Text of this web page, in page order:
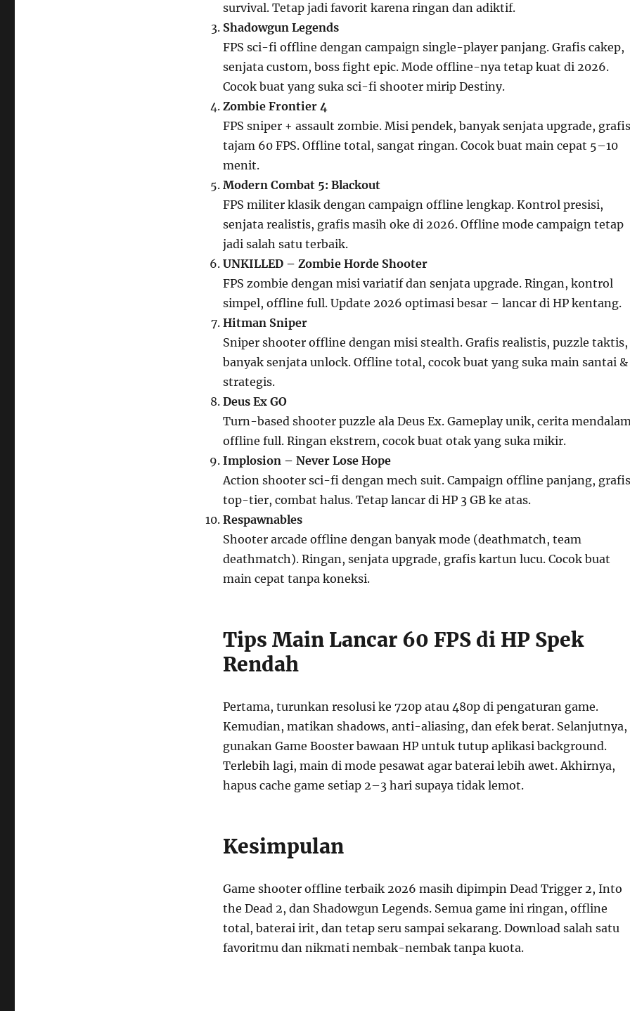
survival. Tetap jadi favorit karena ringan dan adiktif.
Shadowgun Legends
FPS sci-fi offline dengan campaign single-player panjang. Grafis cakep,
senjata custom, boss fight epic. Mode offline-nya tetap kuat di 2026.
Cocok buat yang suka sci-fi shooter mirip Destiny.
Zombie Frontier 4
FPS sniper + assault zombie. Misi pendek, banyak senjata upgrade, grafis
tajam 60 FPS. Offline total, sangat ringan. Cocok buat main cepat 5–10
menit.
Modern Combat 5: Blackout
FPS militer klasik dengan campaign offline lengkap. Kontrol presisi,
senjata realistis, grafis masih oke di 2026. Offline mode campaign tetap
jadi salah satu terbaik.
UNKILLED – Zombie Horde Shooter
FPS zombie dengan misi variatif dan senjata upgrade. Ringan, kontrol
simpel, offline full. Update 2026 optimasi besar – lancar di HP kentang.
Hitman Sniper
Sniper shooter offline dengan misi stealth. Grafis realistis, puzzle taktis,
banyak senjata unlock. Offline total, cocok buat yang suka main santai &
strategis.
Deus Ex GO
Turn-based shooter puzzle ala Deus Ex. Gameplay unik, cerita
offline full. Ringan ekstrem, cocok buat otak yang suka mikir.
Implosion – Never Lose Hope
Action shooter sci-fi dengan mech suit. Campaign offline panjang, grafis
top-tier, combat halus. Tetap lancar di HP 3 GB ke atas.
Respawnables
Shooter arcade offline dengan banyak mode (deathmatch, team
deathmatch). Ringan, senjata upgrade, grafis kartun lucu. Cocok buat
main cepat tanpa koneksi.
Tips Main Lancar 60 FPS di HP Spek
Rendah
Pertama, turunkan resolusi ke 720p atau 480p di pengaturan game.
Kemudian, matikan shadows, anti-aliasing, dan efek berat. Selanjutnya,
gunakan Game Booster bawaan HP untuk tutup aplikasi background.
Terlebih lagi, main di mode pesawat agar baterai lebih awet. Akhirnya,
hapus cache game setiap 2–3 hari supaya tidak lemot.
Kesimpulan
Game shooter offline terbaik 2026 masih dipimpin Dead Trigger 2, Into
the Dead 2, dan Shadowgun Legends. Semua game ini ringan, offline
total, baterai irit, dan tetap seru sampai sekarang. Download salah satu
favoritmu dan nikmati nembak-nembak tanpa kuota.